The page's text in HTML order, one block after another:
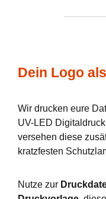
Dein Logo
Wir drucken eure
UV-LED
versehen diese
kratzfesten
Nutze zur